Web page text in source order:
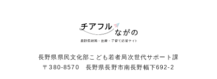
長野県県民文化部こども若者局次世代サポート課
〒380-8570 長野県長野市南長野幅下692-2